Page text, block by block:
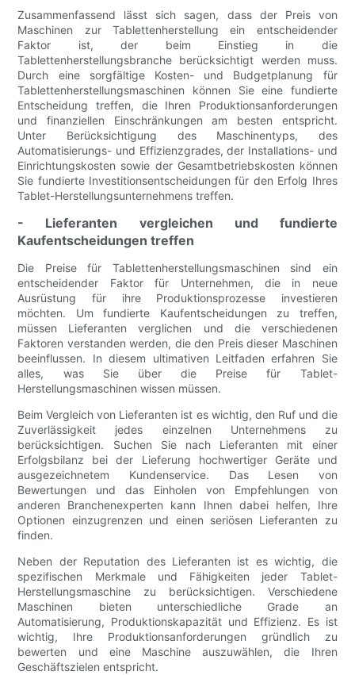
Zusammenfassend lässt sich sagen, dass der Preis von
Maschinen zur Tablettenherstellung ein entscheidender
Faktor ist, der beim Einstieg in die
Tablettenherstellungsbranche berücksichtigt werden muss.
Durch eine sorgfältige Kosten- und Budgetplanung für
Tablettenherstellungsmaschinen können Sie eine fundierte
Entscheidung treffen, die Ihren Produktionsanforderungen
und finanziellen Einschränkungen am besten entspricht.
Unter Berücksichtigung des Maschinentyps, des
Automatisierungs- und Effizienzgrades, der Installations- und
Einrichtungskosten sowie der Gesamtbetriebskosten können
Sie fundierte Investitionsentscheidungen für den Erfolg Ihres
Tablet-Herstellungsunternehmens treffen.
- Lieferanten vergleichen und fundierte
Kaufentscheidungen treffen
Die Preise für Tablettenherstellungsmaschinen sind ein
entscheidender Faktor für Unternehmen, die in neue
Ausrüstung für ihre Produktionsprozesse investieren
möchten. Um fundierte Kaufentscheidungen zu treffen,
müssen Lieferanten verglichen und die verschiedenen
Faktoren verstanden werden, die den Preis dieser Maschinen
beeinflussen. In diesem ultimativen Leitfaden erfahren Sie
alles, was Sie über die Preise für Tablet-
Herstellungsmaschinen wissen müssen.
Beim Vergleich von Lieferanten ist es wichtig, den Ruf und die
Zuverlässigkeit jedes einzelnen Unternehmens zu
berücksichtigen. Suchen Sie nach Lieferanten mit einer
Erfolgsbilanz bei der Lieferung hochwertiger Geräte und
ausgezeichnetem Kundenservice. Das Lesen von
Bewertungen und das Einholen von Empfehlungen von
anderen Branchenexperten kann Ihnen dabei helfen, Ihre
Optionen einzugrenzen und einen seriösen Lieferanten zu
finden.
Neben der Reputation des Lieferanten ist es wichtig, die
spezifischen Merkmale und Fähigkeiten jeder Tablet-
Herstellungsmaschine zu berücksichtigen. Verschiedene
Maschinen bieten unterschiedliche Grade an
Automatisierung, Produktionskapazität und Effizienz. Es ist
wichtig, Ihre Produktionsanforderungen gründlich zu
bewerten und eine Maschine auszuwählen, die Ihren
Geschäftszielen entspricht.